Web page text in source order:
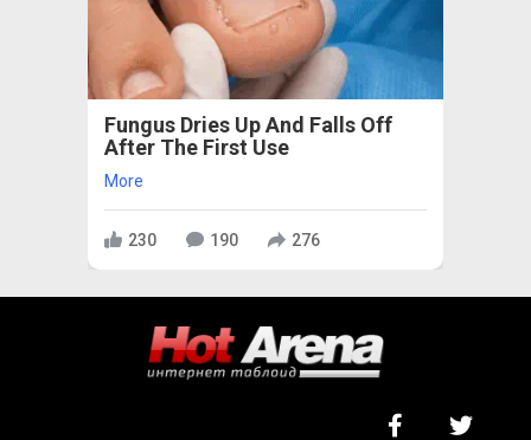
Fungus Dries Up And Falls Off
After The First Use
More
230 190 276